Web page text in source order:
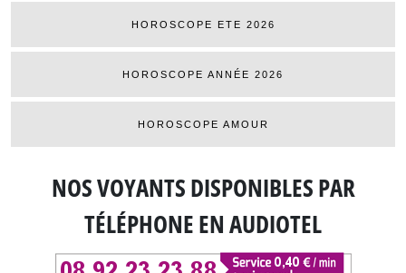
HOROSCOPE ETE 2026
HOROSCOPE ANNÉE 2026
HOROSCOPE AMOUR
NOS VOYANTS DISPONIBLESPAR
TÉLÉPHONE EN AUDIOTEL